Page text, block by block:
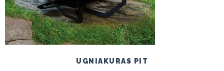
UGNIAKURAS PIT